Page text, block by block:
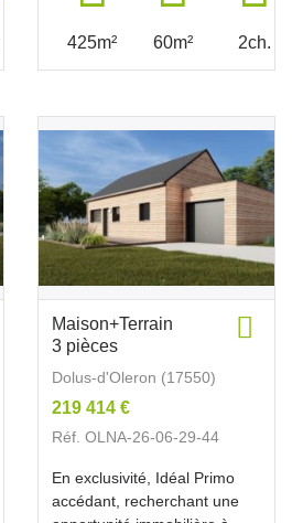
425m² 60m² 2ch.
Maison+Terrain
3 pièces
Dolus-d'Oleron (17550)
219 414 €
Réf. OLNA-26-06-29-44
En exclusivité, Idéal Primo
accédant, recherchant une